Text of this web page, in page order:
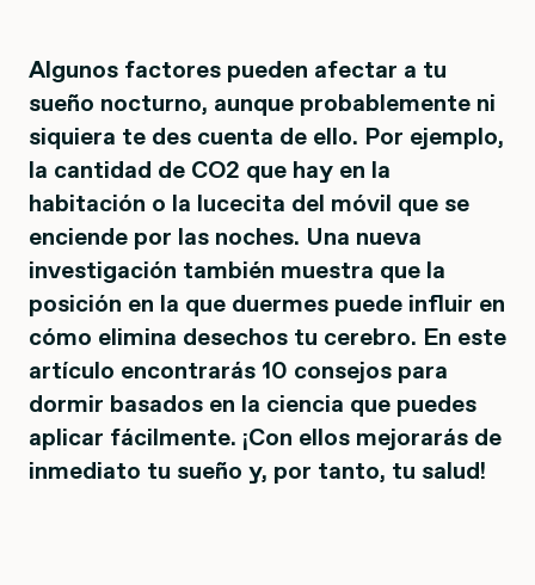
Algunos factores pueden afectar a tu
sueño nocturno, aunque probablemente ni
siquiera te des cuenta de ello. Por ejemplo,
la cantidad de CO2 que hay en la
habitación o la lucecita del móvil que se
enciende por las noches. Una nueva
investigación también muestra que la
posición en la que duermes puede influir en
cómo elimina desechos tu cerebro. En este
artículo encontrarás 10 consejos para
dormir basados en la ciencia que puedes
aplicar fácilmente. ¡Con ellos mejorarás de
inmediato tu sueño y, por tanto, tu salud!